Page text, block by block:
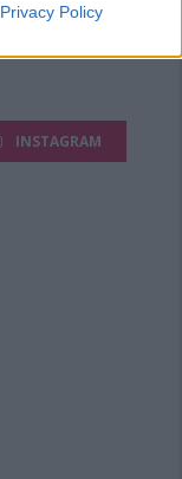
Privacy Policy
INSTAGRAM